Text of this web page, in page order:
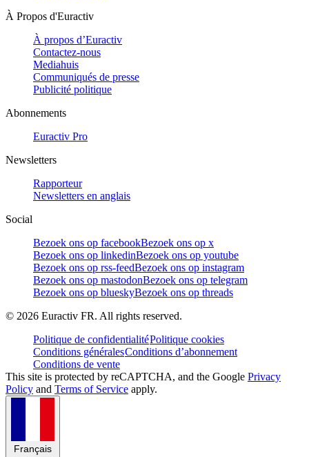
À Propos d'Euractiv
À propos d’Euractiv
Contactez-nous
Mediahuis
Communiqués de presse
Publicité politique
Abonnements
Euractiv Pro
Newsletters
Rapporteur
Newsletters en anglais
Social
Bezoek ons op facebookBezoek ons op x
Bezoek ons op linkedinBezoek ons op youtube
Bezoek ons op rss-feedBezoek ons op instagram
Bezoek ons op mastodonBezoek ons op telegram
Bezoek ons op blueskyBezoek ons op threads
© 2026 Euractiv FR. All rights reserved.
Politique de confidentialitéPolitique cookies
Conditions généralesConditions d’abonnement
Conditions de vente
This site is protected by reCAPTCHA, and the Google Privacy
Policy and Terms of Service apply.
Français